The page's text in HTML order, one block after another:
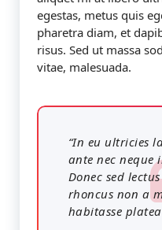
egestas, metus quis
pharetra diam, et
risus. Sed ut massa
vitae, malesuada.
“In eu ultricies
ante nec neque
Donec sed
rhoncus non a
habitasse